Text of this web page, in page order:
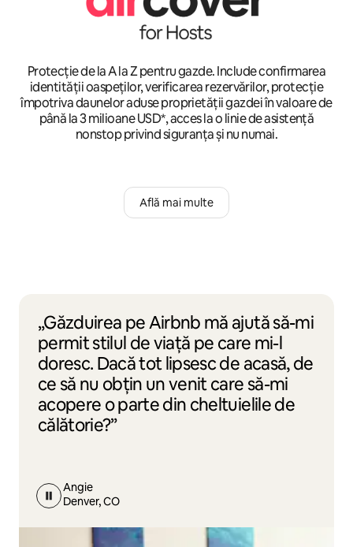
Protecție de la A la Z pentru gazde. Include confirmarea
identității oaspeților, verificarea rezervărilor, protecție
împotriva daunelor aduse proprietății gazdei în valoare de
până la 3 milioane USD*, acces la o linie de asistență
nonstop privind siguranța și nu numai.
Află mai multe
„Găzduirea pe Airbnb mă ajută să-mi
permit stilul de viață pe care mi-l
doresc. Dacă tot lipsesc de acasă, de
ce să nu obțin un venit care să-mi
acopere o parte din cheltuielile de
călătorie?”
Angie
Denver, CO